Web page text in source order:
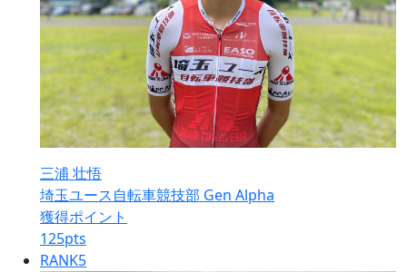
三浦 壮悟
埼玉ユース自転車競技部 Gen Alpha
獲得ポイント
125pts
RANK5